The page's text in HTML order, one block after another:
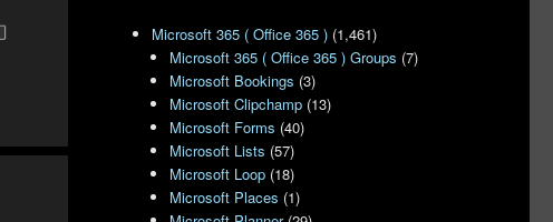
Microsoft 365 ( Office 365 ) (1,461)
Microsoft 365 ( Office 365 ) Groups (7)
Microsoft Bookings (3)
Microsoft Clipchamp (13)
Microsoft Forms (40)
Microsoft Lists (57)
Microsoft Loop (18)
Microsoft Places (1)